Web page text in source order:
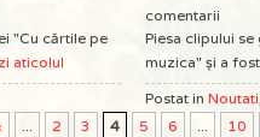
"Cu cărtile pe
aticolul
comentarii
Piesa clipului
muzica" și a
Postat in Noutati
... 2 3 4 5 6 ... 10